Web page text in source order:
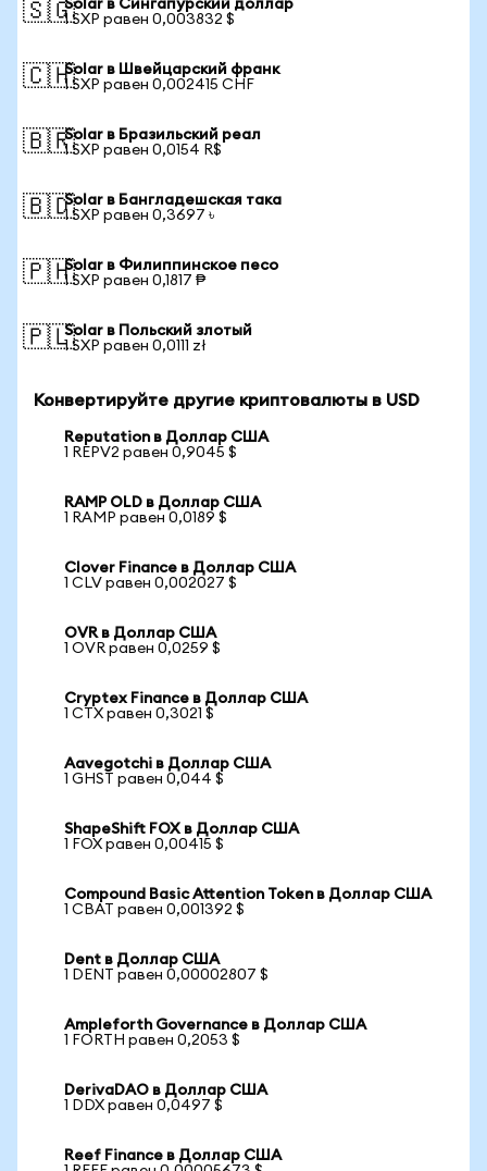
🇸🇬Solar в Сингапурский доллар
1 SXP равен 0,003832 $
🇨🇭Solar в Швейцарский франк
1 SXP равен 0,002415 CHF
🇧🇷Solar в Бразильский реал
1 SXP равен 0,0154 R$
🇧🇩Solar в Бангладешская така
1 SXP равен 0,3697 ৳
🇵🇭Solar в Филиппинское песо
1 SXP равен 0,1817 ₱
🇵🇱Solar в Польский злотый
1 SXP равен 0,0111 zł
Конвертируйте другие криптовалюты в USD
Reputation в Доллар США
1 REPV2 равен 0,9045 $
RAMP OLD в Доллар США
1 RAMP равен 0,0189 $
Clover Finance в Доллар США
1 CLV равен 0,002027 $
OVR в Доллар США
1 OVR равен 0,0259 $
Cryptex Finance в Доллар США
1 CTX равен 0,3021 $
Aavegotchi в Доллар США
1 GHST равен 0,044 $
ShapeShift FOX в Доллар США
1 FOX равен 0,00415 $
Compound Basic Attention Token в Доллар США
1 CBAT равен 0,001392 $
Dent в Доллар США
1 DENT равен 0,00002807 $
Ampleforth Governance в Доллар США
1 FORTH равен 0,2053 $
DerivaDAO в Доллар США
1 DDX равен 0,0497 $
Reef Finance в Доллар США